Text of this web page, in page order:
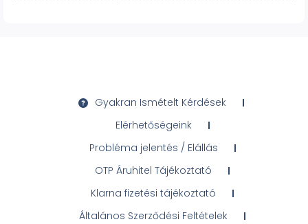
Gyakran Ismételt Kérdések
Elérhetőségeink
Probléma jelentés / Elállás
OTP Áruhitel Tájékoztató
Klarna fizetési tájékoztató
Általános Szerződési Feltételek